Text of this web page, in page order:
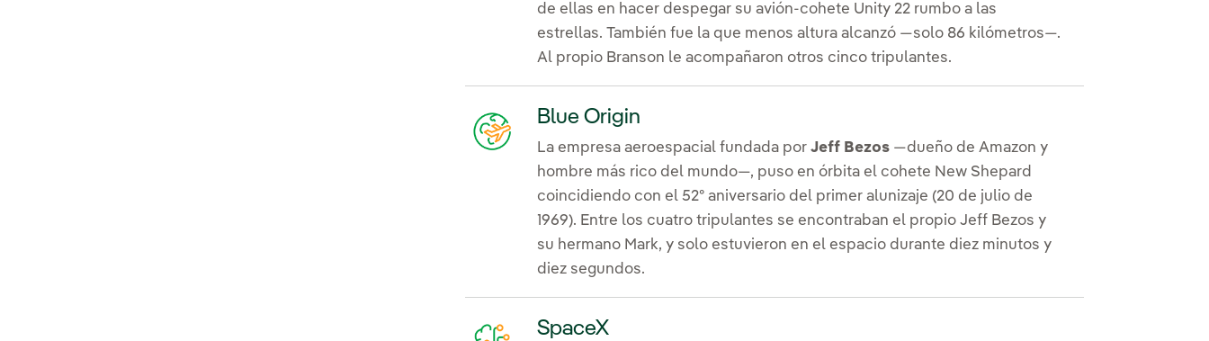
de ellas en hacer despegar su avión-cohete Unity 22 rumbo a las
estrellas. También fue la que menos altura alcanzó —solo 86 kilómetros—.
Al propio Branson le acompañaron otros cinco tripulantes.
Blue Origin
La empresa aeroespacial fundada porJeff Bezos —dueño de Amazon y
hombre más rico del mundo—, puso en órbita el cohete New Shepard
coincidiendo con el 52º aniversario del primer alunizaje (20 de julio de
1969). Entre los cuatro tripulantes se encontraban el propio Jeff Bezos y
su hermano Mark, y solo estuvieron en el espacio durante diez minutos y
diez segundos.
SpaceX